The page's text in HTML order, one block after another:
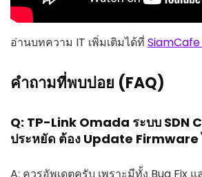
อ่านบทความ IT เพิ่มเติมได้ที่
คำถามที่พบบ่อย (FAQ)
Q: TP-Link Omada ระบบ SDN
ประหยัด ต้อง Update Firmware